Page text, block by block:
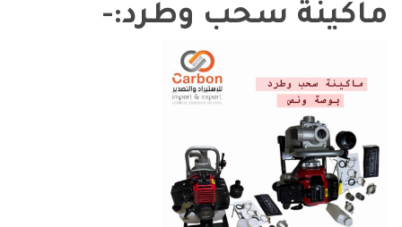
ماكينة سحب وطرد:-